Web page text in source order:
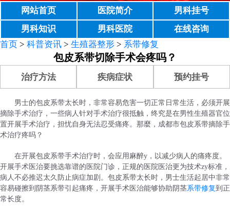
网站首页 医院简介
男科挂号
男科知识
男科医院
在线咨询
首页 > 科普资讯 > 生殖器整形 > 系带修复
包皮系带切除手术会疼吗？
治疗方法 疾病症状 预约挂号
男士的包皮系带太长时，非常容易危害一切正常日常生活，必须开展
摘除手术治疗，一些病人针对手术治疗很抵触，终究是在男性生殖器官位
置开展手术治疗，担忧自身无法忍受痛疼。那麼，成都市包皮系带摘除手
术治疗疼吗？
在开展包皮系带手术治疗时，会应用麻醉y，以减少病人的痛疼度。
开展手术医治要挑选靠谱的医院门诊，正规的医院医治更为技术zy标准，
病人不必推迟太久防止病症加剧。包皮系带太长时，男士生活起居中非常
容易碰擦到阴茎系带引起痛疼，开展手术医治能够协助阴茎系带修复到正
常长度。